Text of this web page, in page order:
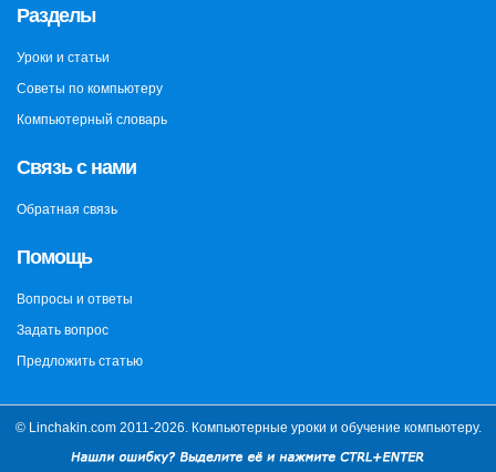
Разделы
Уроки и статьи
Советы по компьютеру
Компьютерный словарь
Связь с нами
Обратная связь
Помощь
Вопросы и ответы
Задать вопрос
Предложить статью
© Linchakin.com 2011-2026. Компьютерные уроки и обучение компьютеру.